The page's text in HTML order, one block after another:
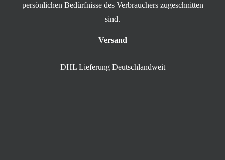
persönlichen Bedürfnisse des Verbrauchers zugeschnitten
sind.
Versand
DHL Lieferung Deutschlandweit